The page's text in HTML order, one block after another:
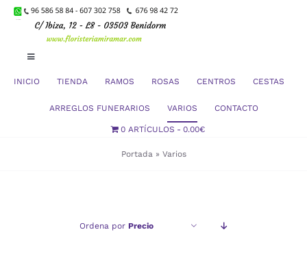
Toggle
Politica de privacidad
INICIO TIENDA RAMOS ROSAS CENTROS CESTAS
ARREGLOS FUNERARIOS VARIOS CONTACTO
0 ARTÍCULOS 0.00€
Portada » Varios
Ordena por Precio